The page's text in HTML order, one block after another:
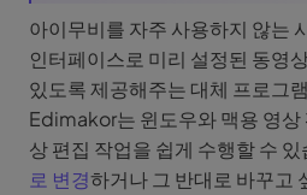
아이무비를 자주 사용하지 않는
인터페이스로 미리 설정된 동영
있도록 제공해주는 대체 프로그
Edimakor는 윈도우와 맥용 영상
상 편집 작업을 쉽게 수행할 수
로 변경하거나 그 반대로 바꾸고